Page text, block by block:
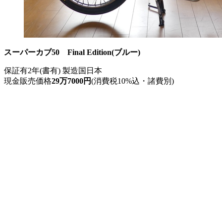
スーパーカブ50 Final Edition(ブルー)
保証有2年(書有) 製造国日本
現金販売価格29万7000円(消費税10%込・諸費別)